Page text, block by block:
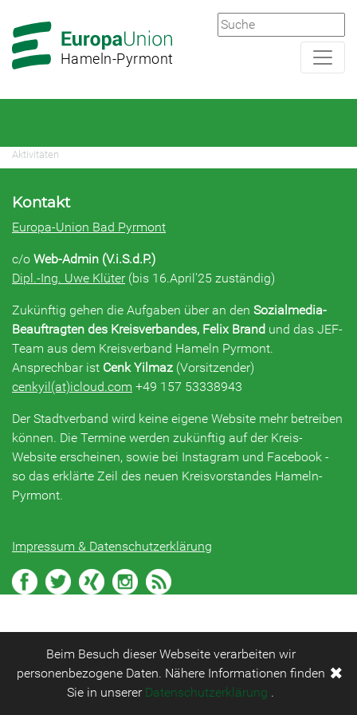
Hauptnavigation
Hauptbereich
Hameln-Pyrmont
Aktivitäten
Kontakt
Europa-Union Bad Pyrmont
c/o Web-Admin (V.i.S.d.P.)
Dipl.-Ing. Uwe Klüter(bis 16.April'25 zuständig)
Zukünftig gehen die Aufgaben über an den Sozialmedia-
Beauftragten des Kreisverbandes, Felix Brand und das JEF-
Team aus dem Kreisverband Hameln Pyrmont.
Ansprechbar ist Cenk Yilmaz (Vorsitzender)
cenkyil(at)icloud.com +49 157 53338943
Der Stadtverband wird keine eigene Website mehr betreiben
können. Die Termine werden zukünftig auf der Kreis-
Website erscheinen, sowie bei Instagram und Facebook -
so das erklärte Zeil des neuen Kreisvorstandes Hameln-
Pyrmont.
Impressum & Datenschutzerklärung
Beim Besuch dieser Webseite verarbeiten wir
personenbezogene Daten. Nähere Informationen finden
Sie in unserer Datenschutzerklärung .
✖